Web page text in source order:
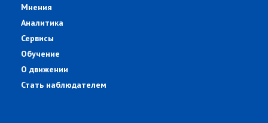
Мнения
Аналитика
Сервисы
Обучение
О движении
Стать наблюдателем